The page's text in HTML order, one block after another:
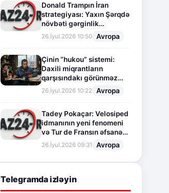
Donald Trampın İran
strategiyası: Yaxın Şərqdə
növbəti gərginlik
mərhələsi
26.İyul.2026 10:50 Avropa
Çinin “hukou” sistemi:
Daxili miqrantların
qarşısındakı görünməz
sədd
26.İyul.2026 10:22 Avropa
Tadey Pokaçar: Velosiped
idmanının yeni fenomeni
və Tur de Fransın əfsanəvi
səhifəsi
26.İyul.2026 09:31 Avropa
Telegramda izləyin